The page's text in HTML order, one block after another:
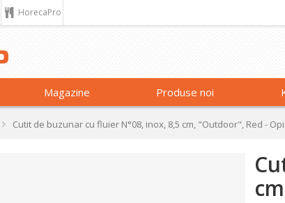
HorecaPro
Magazine Produse noi
Cutit de buzunar cu fluier N°08, inox, 8,5 cm, "Outdoor", Red -